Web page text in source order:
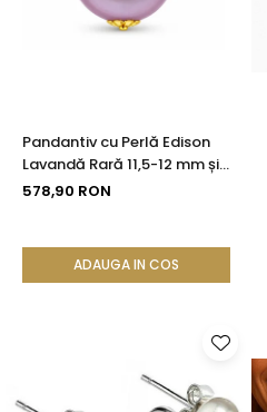
Pandantiv cu Perlă Edison
Lavandă Rară 11,5-12 mm și
Aur 14K (aur 585) |
578,90 RON
ADAUGA IN COS